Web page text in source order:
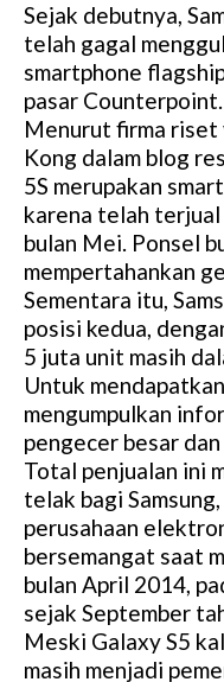
Sejak debutnya,
telah gagal
smartphone
pasar Counterpoint.
Menurut firma riset
Kong dalam blog
5S merupakan
karena telah
bulan Mei. Ponsel
mempertahankan
Sementara itu,
posisi kedua,
5 juta unit masih
Untuk
mengumpulkan
pengecer besar
Total penjualan ini
telak bagi
perusahaan
bersemangat saat
bulan April 2014,
sejak September
Meski Galaxy S5
masih menjadi